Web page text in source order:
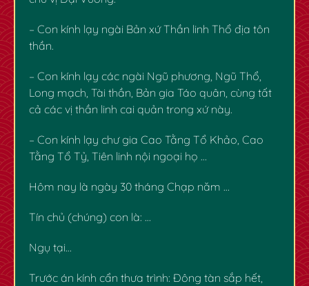
– Con kính lạy ngài Bản xứ Thần linh Thổ địa tôn
thần.
– Con kính lạy các ngài Ngũ phương, Ngũ Thổ,
Long mạch, Tài thần, Bản gia Táo quân, cùng tất
cả các vị thần linh cai quản trong xứ này.
– Con kính lạy chư gia Cao Tằng Tổ Khảo, Cao
Tằng Tổ Tỷ, Tiên linh nội ngoại họ …
Hôm nay là ngày 30 tháng Chạp năm …
Tín chủ (chúng) con là: …
Ngụ tại…
Trước án kính cẩn thưa trình: Đông tàn sắp hết,